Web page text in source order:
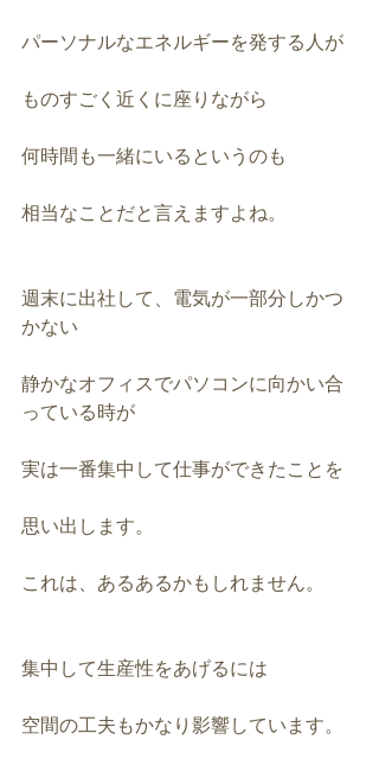
パーソナルなエネルギーを発する人が
ものすごく近くに座りながら
何時間も一緒にいるというのも
相当なことだと言えますよね。
週末に出社して、電気が一部分しかつ
かない
静かなオフィスでパソコンに向かい合
っている時が
実は一番集中して仕事ができたことを
思い出します。
これは、あるあるかもしれません。
集中して生産性をあげるには
空間の工夫もかなり影響しています。